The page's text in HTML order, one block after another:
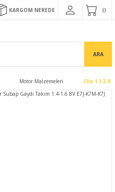
KARGOM NEREDE
ARA
Motor Malzemeleri Clio 1-I 2-II